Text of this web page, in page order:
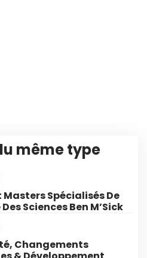
même type
Masters Spécialisés De
Sciences Ben M’Sick
Changements